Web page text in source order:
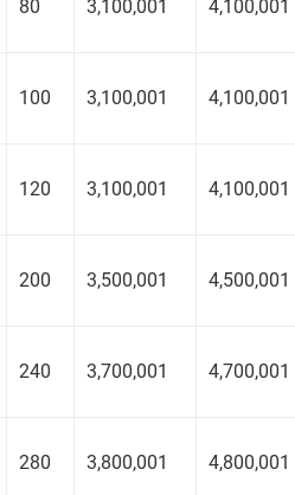
80 3,100,001 4,100,001
100 3,100,001 4,100,001
120 3,100,001 4,100,001
200 3,500,001 4,500,001
240 3,700,001 4,700,001
280 3,800,001 4,800,001